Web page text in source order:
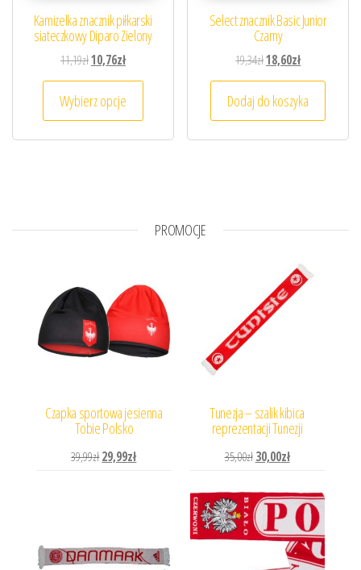
Kamizelka znacznik piłkarski
siateczkowy Diparo Zielony
11,19złPierwotna cena wynosiła: 11,19zł.
10,76złAktualna cena wynosi: 10,76zł.
Wybierz opcje
Ten produkt ma wiele wariantów. Opcje
Select znacznik Basic Junior
Czarny
19,34złPierwotna cena
18,60złAktualna cena
Dodaj do koszyka
PROMOCJE
Czapka sportowa jesienna
Tobie Polsko
39,99złPierwotna cena wynosiła: 39,99zł.
29,99złAktualna cena wynosi: 29,99zł.
Tunezja – szalik kibica
reprezentacji Tunezji
35,00zł Pierwotna cena wynosiła:
30,00złAktualna cena